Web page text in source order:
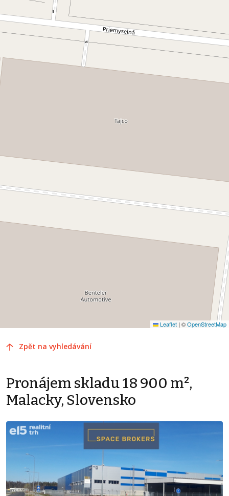
Leaflet | ©OpenStreetMap
Zpět na vyhledávání
Pronájem skladu 18 900 m²,
Malacky, Slovensko